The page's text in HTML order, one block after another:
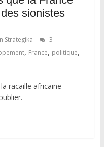
sionistes
Strategika
3
, France, politique,
racaille africaine